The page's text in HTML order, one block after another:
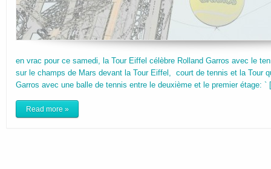
en vrac pour ce samedi, la Tour Eiffel célèbre Rolland Garros avec le
sur le champs de Mars devant la Tour Eiffel, court de tennis et la Tour
Garros avec une balle de tennis entre le deuxième et le premier étage:
Read more »